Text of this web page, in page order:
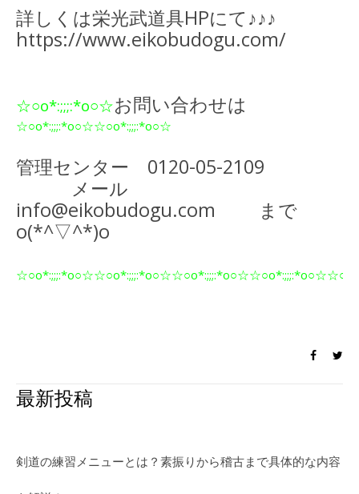
詳しくは栄光武道具HPにて♪♪♪
https://www.eikobudogu.com/
☆○o*:;;;:*o○☆お問い合わせは
☆○o*:;;;:*o○☆☆○o*:;;;:*o○☆
管理センター 0120-05-2109
メール
info@eikobudogu.com まで
o(*^▽^*)o
☆○o*:;;;:*o○☆☆○o*:;;;:*o○☆☆○o*:;;;:*o○☆☆○o*:;;;:*o○☆
最新投稿
剣道の練習メニューとは？素振りから稽古まで具体的な内容